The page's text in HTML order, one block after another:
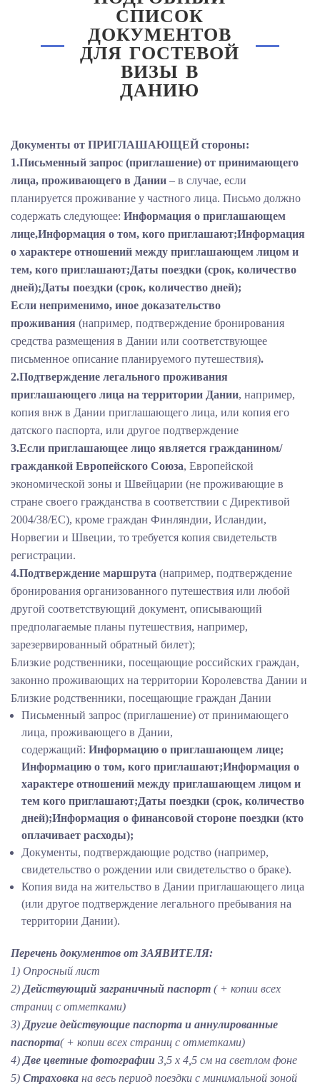
СПИСОК
ДОКУМЕНТОВ
ДЛЯ ГОСТЕВОЙ
ВИЗЫ В
ДАНИЮ
Документы от ПРИГЛАШАЮЩЕЙ стороны:
1.Письменный запрос (приглашение) от принимающего
лица, проживающего в Дании – в случае, если
планируется проживание у частного лица. Письмо должно
содержать следующее: Информация о приглашающем
лице,Информация о том, кого приглашают;Информация
о характере отношений между приглашающем лицом и
тем, кого приглашают;Даты поездки (срок, количество
дней);Даты поездки (срок, количество дней);
Если неприменимо, иное доказательство
проживания (например, подтверждение бронирования
средства размещения в Дании или соответствующее
письменное описание планируемого путешествия).
2.Подтверждение легального проживания
приглашающего лица на территории Дании, например,
копия внж в Дании приглашающего лица, или копия его
датского паспорта, или другое подтверждение
3.Если приглашающее лицо является гражданином/
гражданкой Европейского Союза, Европейской
экономической зоны и Швейцарии (не проживающие в
стране своего гражданства в соответствии с Директивой
2004/38/ЕС), кроме граждан Финляндии, Исландии,
Норвегии и Швеции, то требуется копия свидетельств
регистрации.
4.Подтверждение маршрута (например, подтверждение
бронирования организованного путешествия или любой
другой соответствующий документ, описывающий
предполагаемые планы путешествия, например,
зарезервированный обратный билет);
Близкие родственники, посещающие российских граждан,
законно проживающих на территории Королевства Дании и
Близкие родственники, посещающие граждан Дании
Письменный запрос (приглашение) от принимающего
лица, проживающего в Дании,
содержащий: Информацию о приглашающем лице;
Информацию о том, кого приглашают;Информация о
характере отношений между приглашающем лицом и
тем кого приглашают;Даты поездки (срок, количество
дней);Информация о финансовой стороне поездки (кто
оплачивает расходы);
Документы, подтверждающие родство (например,
свидетельство о рождении или свидетельство о браке).
Копия вида на жительство в Дании приглашающего лица
(или другое подтверждение легального пребывания на
территории Дании).
Перечень документов от ЗАЯВИТЕЛЯ:
1) Опросный лист
2) Действующий заграничный паспорт ( + копии всех
страниц с отметками)
3) Другие действующие паспорта и аннулированные
паспорта( + копии всех страниц с отметками)
4) Две цветные фотографии 3,5 х 4,5 см на светлом фоне
5) Страховка на весь период поездки с минимальной зоной